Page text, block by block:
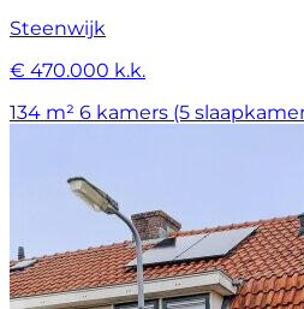
Steenwijk
€ 470.000 k.k.
134 m² 6 kamers (5